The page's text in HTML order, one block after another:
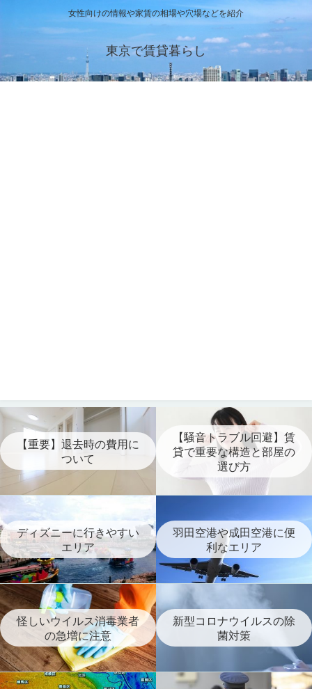
女性向けの情報や家賃の相場や穴場などを紹介
東京で賃貸暮らし
【重要】退去時の費用に
ついて
【騒音トラブル回避】賃
貸で重要な構造と部屋の
選び方
ディズニーに行きやすい
エリア
羽田空港や成田空港に便
利なエリア
怪しいウイルス消毒業者
の急増に注意
新型コロナウイルスの除
菌対策